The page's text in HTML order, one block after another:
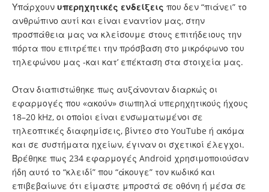
Υπάρχουν υπερηχητικές ενδείξεις που δεν “πιάνει” το
ανθρώπινο αυτί και είναι εναντίον μας, στην
προσπάθεια μας να κλείσουμε στους επιτήδειους την
πόρτα που επιτρέπει την πρόσβαση στο μικρόφωνο του
τηλεφώνου μας -και κατ’ επέκταση στα στοιχεία μας.
Όταν διαπιστώθηκε πως αυξάνονταν διαρκώς οι
εφαρμογές που «ακούν» σιωπηλά υπερηχητικούς ήχους
18–20 kHz, οι οποίοι είναι ενσωματωμένοι σε
τηλεοπτικές διαφημίσεις, βίντεο στο YouTube ή ακόμα
και σε συστήματα ηχείων, έγιναν οι σχετικοί έλεγχοι.
Βρέθηκε πως 234 εφαρμογές Android χρησιμοποιούσαν
ήδη αυτό το “κλειδί” που “άκουγε” τον κωδικό και
επιβεβαίωνε ότι είμαστε μπροστά σε οθόνη ή μέσα σε